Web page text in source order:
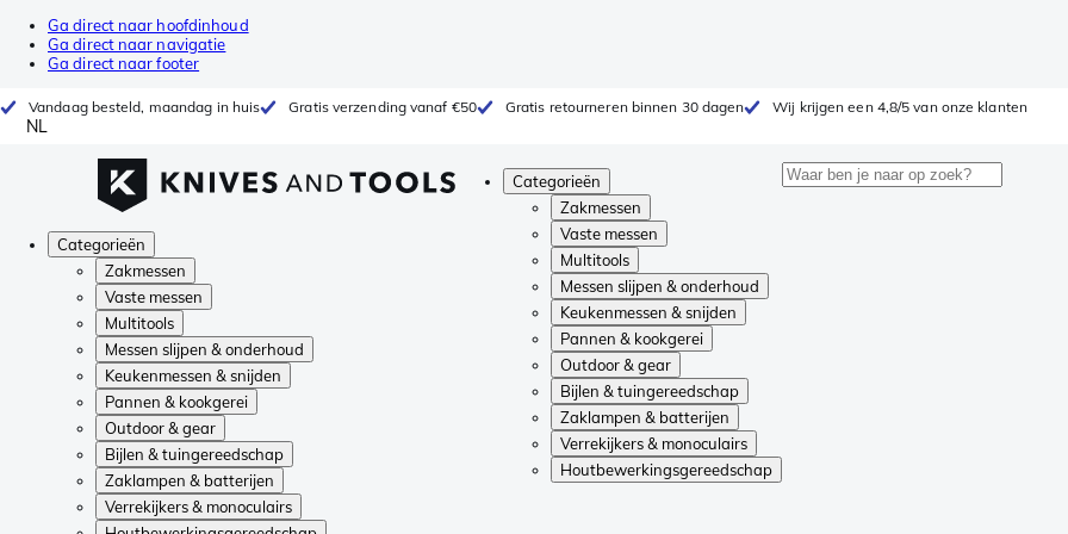
Ga direct naar hoofdinhoud
Ga direct naar navigatie
Ga direct naar footer
Vandaag besteld, maandag in huis Gratis verzending vanaf €50 Gratis retourneren binnen 30 dagen Wij krijgen een 4,8/5 van onze klanten
NL
Categorieën
Zakmessen
Vaste messen
Multitools
Messen slijpen & onderhoud
Keukenmessen & snijden
Pannen & kookgerei
Outdoor & gear
Bijlen & tuingereedschap
Zaklampen & batterijen
Verrekijkers & monoculairs
Houtbewerkingsgereedschap
Categorieën
Zakmessen
Vaste messen
Multitools
Messen slijpen & onderhoud
Keukenmessen & snijden
Pannen & kookgerei
Outdoor & gear
Bijlen & tuingereedschap
Zaklampen & batterijen
Verrekijkers & monoculairs